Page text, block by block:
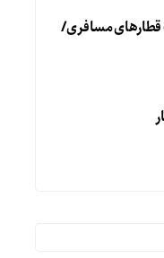
مسافری/